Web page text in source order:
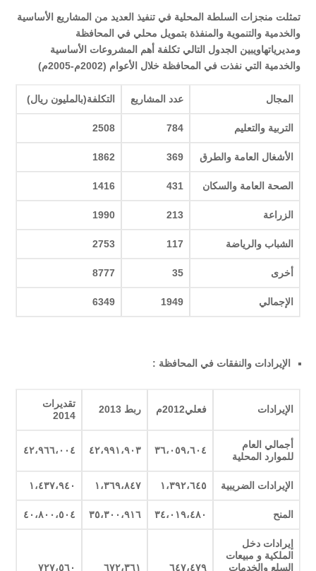
تمثلت منجزات السلطة المحلية في تنفيذ العديد من المشاريع الأساسية
والخدمية والتنموية والمنفذة بتمويل محلي في المحافظة
ومديرياتهاويبين الجدول التالي تكلفة أهم المشروعات الأساسية
والخدمية التي نفذت في المحافظة خلال الأعوام (2002م-2005م)
المجال عدد المشاريع التكلفة(بالمليون ريال)
التربية والتعليم 784
2508
الأشغال العامة والطرق 369
1862
الصحة العامة والسكان 431
1416
الزراعة 213
1990
الشباب والرياضة 117
2753
أخرى 35
8777
الإجمالي 1949
6349
الإيرادات والنفقات في المحافظة :
الإيرادات فعلي2012م ربط 2013
تقديرات
2014
أجمالي العام
للموارد المحلية
٣٦،٠٥٩،٦٠٤ ٤٢،٩٩١،٩٠٣ ٤٢،٩٦٦،٠٠٤
الإيرادات الضريبية ١،٣٩٢،٦٤٥ ١،٣٦٩،٨٤٧ ١،٤٣٧،٩٤٠
المنح ٣٤،٠١٩،٤٨٠ ٣٥،٣٠٠،٩١٦ ٤٠،٨٠٠،٥٠٤
إيرادات دخل
الملكية و مبيعات
السلع والخدمات
٦٤٧،٤٧٩ ٦٧٢،٣٦١ ٧٢٧،٥٦٠